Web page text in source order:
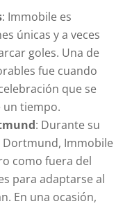
: Immobile es
únicas y a veces
goles. Una de
fue cuando
que se
tiempo.
: Durante su
Dortmund, Immobile
como fuera del
para adaptarse al
En una ocasión,